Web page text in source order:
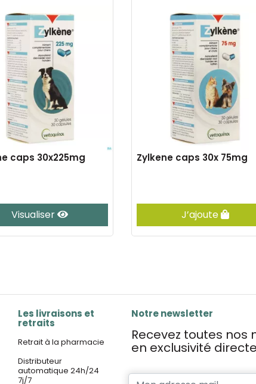
caps 30x225mg
Visualiser
Zylkene caps 30x 75mg
J’ajoute
Les livraisons et
retraits
Retrait à la pharmacie
Distributeur
automatique 24h/24
7j/7
Notre newsletter
Recevez toutes
en exclusivité